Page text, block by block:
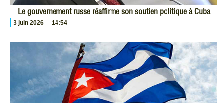
Le gouvernement russe réaffirme son soutien politique à Cuba
3 juin 2026 14:54